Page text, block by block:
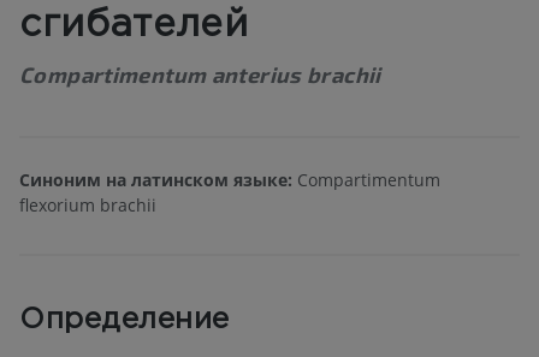
сгибателей
Compartimentum anterius brachii
Синоним на латинском языке: Compartimentum
flexorium brachii
Определение